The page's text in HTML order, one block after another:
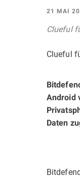
21 MAI
Clueful
Clueful
Android
Daten